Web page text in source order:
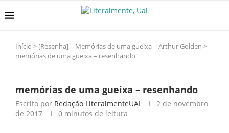
Início > [Resenha] – Memórias de uma gueixa – Arthur Golden >
memórias de uma gueixa – resenhando
memórias de uma gueixa – resenhando
Escrito por Redação LiteralmenteUAI
2 de novembro
de 2017
0 minutos de leitura